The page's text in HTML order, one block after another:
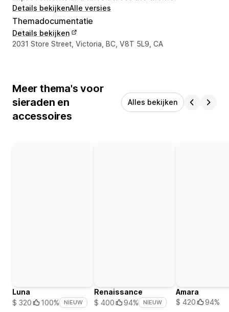
Details bekijkenAlle versies
Themadocumentatie
Details bekijken
Contactgegevens ontwerper
2031 Store Street, Victoria, BC, V8T 5L9, CA
Meer thema's voor
sieraden en
accessoires
Alles bekijken
Luna
$ 320
100% NIEUW
Renaissance
$ 400
94% NIEUW
Amara
$ 420
94%